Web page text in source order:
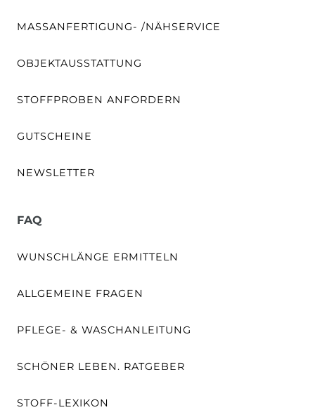
MASSANFERTIGUNG- /NÄHSERVICE
OBJEKTAUSSTATTUNG
STOFFPROBEN ANFORDERN
GUTSCHEINE
NEWSLETTER
FAQ
WUNSCHLÄNGE ERMITTELN
ALLGEMEINE FRAGEN
PFLEGE- & WASCHANLEITUNG
SCHÖNER LEBEN. RATGEBER
STOFF-LEXIKON